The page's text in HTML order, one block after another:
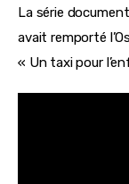
La série
avait remporté
« Un taxi pour